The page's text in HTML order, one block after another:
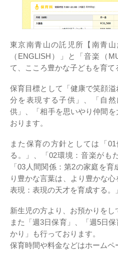
東京南青山の託児所【南青
（ENGLISH）」と「音楽（
て、こころ豊かな子どもを育て
保育目標として「健康で笑顔
分を表現する子供」、「自
供」、「相手を思いやり仲間
おります。
また保育の方針としては「
る。」、「02環境：音楽がも
「03人間関係：第2の家庭を
り豊かな言葉は、より豊かな
表現：表現の天才を育成する。
新生児の方より、お預かりをし
また「週3日保育」、「週5日
かり」も行っております。
保育時間や料金などはホームペ